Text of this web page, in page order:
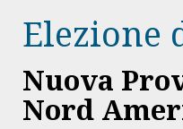
Elezione
Nuova
Nord